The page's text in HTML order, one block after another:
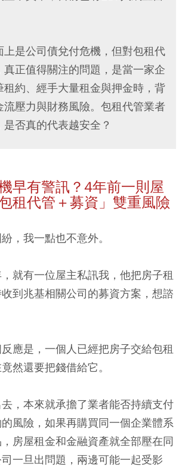
上是公司債兌付危機，但對包租代
真正值得關注的問題，是當一家企
租約、經手大量租金與押金時，背
流壓力與財務風險。包租代管業者
否真的代表越安全？
早有警訊？4年前一則屋
租代管＋募資」雙重風險
，我一點也不意外。
就有一位屋主私訊我，他把房子租
到兆基相關公司的募資方案，想諮
應是，一個人已經把房子交給包租
然還要把錢借給它。
，本來就承擔了業者能否持續支付
風險，如果再購買同一個企業體系
房屋租金和金融資產就全部壓在同
一旦出問題，兩邊可能一起受影